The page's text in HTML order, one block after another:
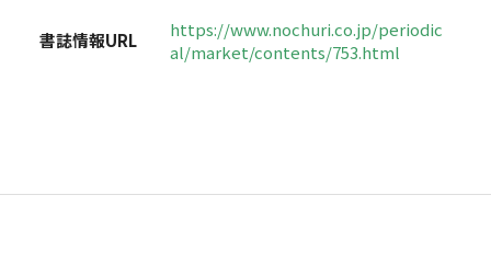
書誌情報URL
https://www.nochuri.co.jp/periodic
al/market/contents/753.html